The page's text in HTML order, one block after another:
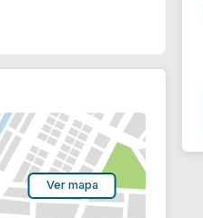
Ver mapa